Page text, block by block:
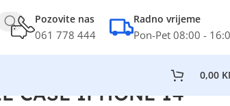
Pozovite nas
061 778 444
Radno vrijeme
Pon-Pet 08:00 -
0,00
CASE IPHONE 14